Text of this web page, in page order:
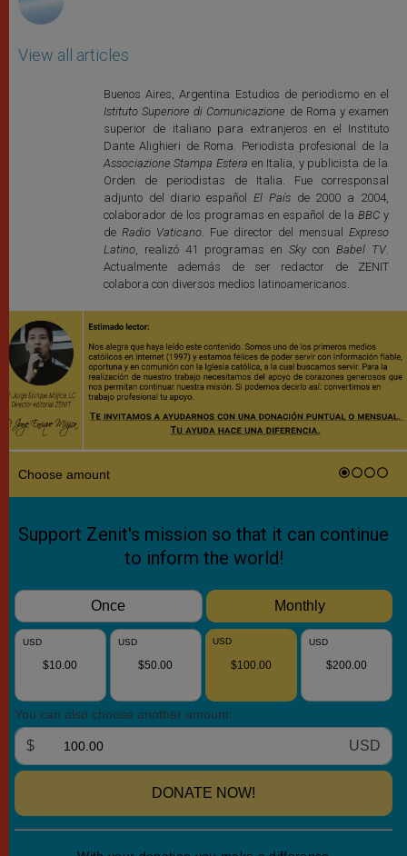
View all articles
Buenos Aires, Argentina Estudios de periodismo en el
Istituto Superiore di Comunicazione de Roma y examen
superior de italiano para extranjeros en el Instituto
Dante Alighieri de Roma. Periodista profesional de la
Associazione Stampa Estera en Italia, y publicista de la
Orden de periodistas de Italia. Fue corresponsal
adjunto del diario españolEl Paísde 2000 a 2004,
colaborador de los programas en español de la BBCy
de Radio Vaticano. Fue director del mensualExpreso
Latino, realizó 41 programas en Skycon Babel TV.
Actualmente además de ser redactor de ZENIT
colabora con diversos medios latinoamericanos.